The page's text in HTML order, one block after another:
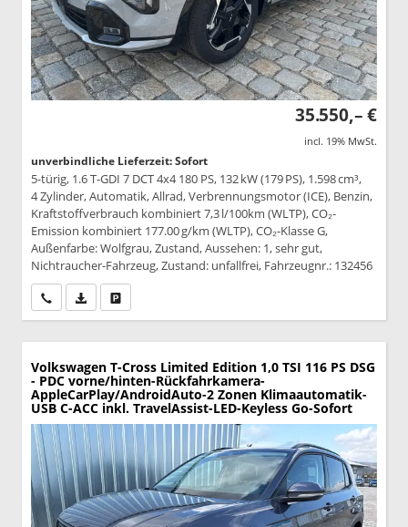
35.550,– €
incl. 19% MwSt.
unverbindliche Lieferzeit: Sofort
5-türig, 1.6 T-GDI 7 DCT 4x4 180 PS, 132 kW (179 PS), 1.598 cm³,
4 Zylinder, Automatik, Allrad, Verbrennungsmotor (ICE), Benzin,
Kraftstoffverbrauch kombiniert 7,3 l/100km (WLTP), CO₂-
Emission kombiniert 177.00 g/km (WLTP), CO₂-Klasse G,
Außenfarbe: Wolfgrau, Zustand, Aussehen: 1, sehr gut,
Nichtraucher-Fahrzeug, Zustand: unfallfrei, Fahrzeugnr.: 132456
Wir rufen Sie anPDF-Datei, Fahrzeugexposé drucken
Volkswagen T-Cross Limited Edition 1,0 TSI 116 PS DSG
- PDC vorne/hinten-Rückfahrkamera-
AppleCarPlay/AndroidAuto-2 Zonen Klimaautomatik-
USB C-ACC inkl. TravelAssist-LED-Keyless Go-Sofort